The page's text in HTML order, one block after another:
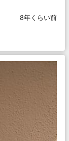
8年くらい前